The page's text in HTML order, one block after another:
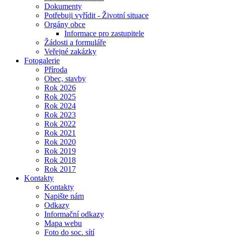
Dokumenty
Potřebuji vyřídit - Životní situace
Orgány obce
Informace pro zastupitele
Žádosti a formuláře
Veřejné zakázky
Fotogalerie
Příroda
Obec, stavby
Rok 2026
Rok 2025
Rok 2024
Rok 2023
Rok 2022
Rok 2021
Rok 2020
Rok 2019
Rok 2018
Rok 2017
Kontakty
Kontakty
Napište nám
Odkazy
Informační odkazy
Mapa webu
Foto do soc. sítí